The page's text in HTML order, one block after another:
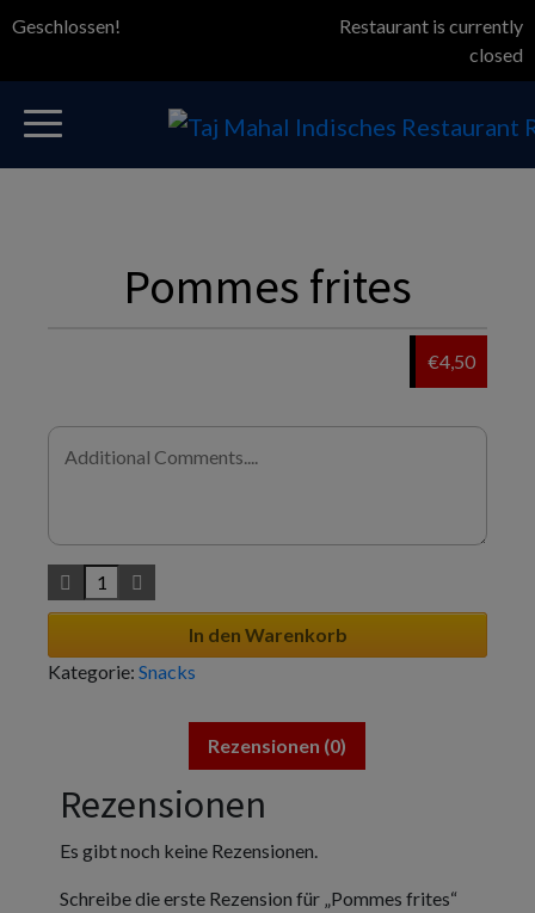
Geschlossen!
Restaurant is currently
closed
Pommes frites
€4,50
In den Warenkorb
Kategorie: Snacks
Rezensionen (0)
Rezensionen
Es gibt noch keine Rezensionen.
Schreibe die erste Rezension für „Pommes frites“